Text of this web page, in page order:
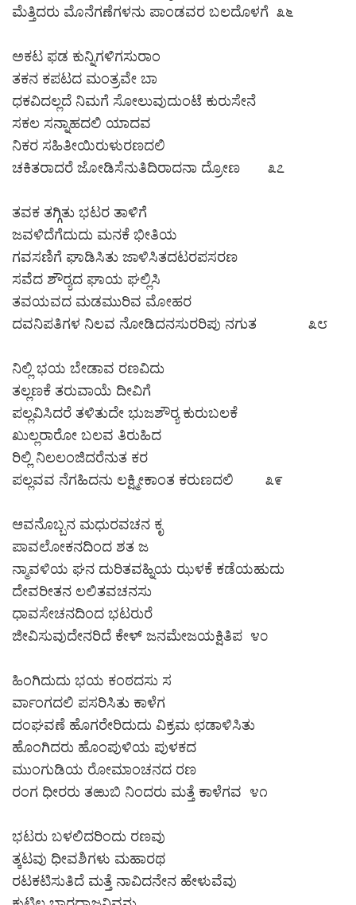
ಮೆತ್ತಿದರು ಮೊನೆಗಣೆಗಳನು ಪಾಂಡವರ ಬಲದೊಳಗೆ ೩೬
ಅಕಟ ಫಡ ಕುನ್ನಿಗಳಿಗಸುರಾಂ
ತಕನ ಕಪಟದ ಮಂತ್ರವೇ ಬಾ
ಧಕವಿದಲ್ಲದೆ ನಿಮಗೆ ಸೋಲುವುದುಂಟೆ ಕುರುಸೇನೆ
ಸಕಲ ಸನ್ನಾಹದಲಿ ಯಾದವ
ನಿಕರ ಸಹಿತೀಯಿರುಳುರಣದಲಿ
ಚಕಿತರಾದರೆ ಜೋಡಿಸೆನುತಿದಿರಾದನಾ ದ್ರೋಣ ೩೭
ತವಕ ತಗ್ಗಿತು ಭಟರ ತಾಳಿಗೆ
ಜವಳಿದೆಗೆದುದು ಮನಕೆ ಭೀತಿಯ
ಗವಸಣಿಗೆ ಘಾಡಿಸಿತು ಜಾಳಿಸಿತದಟರಪಸರಣ
ಸವೆದ ಶೌರ‍್ಯದ ಘಾಯ ಘಲ್ಲಿಸಿ
ತವಯವದ ಮಡಮುರಿವ ಮೋಹರ
ದವನಿಪತಿಗಳ ನಿಲವ ನೋಡಿದನಸುರರಿಪು ನಗುತ ೩೮
ನಿಲ್ಲಿ ಭಯ ಬೇಡಾವ ರಣವಿದು
ತಲ್ಲಣಕೆ ತರುವಾಯೆ ದೀವಿಗೆ
ಪಲ್ಲವಿಸಿದರೆ ತಳಿತುದೇ ಭುಜಶೌರ‍್ಯ ಕುರುಬಲಕೆ
ಖುಲ್ಲರಾರೋ ಬಲವ ತಿರುಹಿದ
ರಿಲ್ಲಿ ನಿಲಲಂಜಿದರೆನುತ ಕರ
ಪಲ್ಲವವ ನೆಗಹಿದನು ಲಕ್ಷ್ಮೀಕಾಂತ ಕರುಣದಲಿ ೩೯
ಆವನೊಬ್ಬನ ಮಧುರವಚನ ಕೃ
ಪಾವಲೋಕನದಿಂದ ಶತ ಜ
ನ್ಮಾವಳಿಯ ಘನ ದುರಿತವಹ್ನಿಯ ಝಳಕೆ ಕಡೆಯಹುದು
ದೇವರೀತನ ಲಲಿತವಚನಸು
ಧಾವಸೇಚನದಿಂದ ಭಟರುರೆ
ಜೀವಿಸುವುದೇನರಿದೆ ಕೇಳ್ ಜನಮೇಜಯಕ್ಷಿತಿಪ ೪೦
ಹಿಂಗಿದುದು ಭಯ ಕಂಠದಸು ಸ
ರ್ವಾಂಗದಲಿ ಪಸರಿಸಿತು ಕಾಳೆಗ
ದಂಘವಣೆ ಹೊಗರೇರಿದುದು ವಿಕ್ರಮ ಛಡಾಳಿಸಿತು
ಹೊಂಗಿದರು ಹೊಂಪುಳಿಯ ಪುಳಕದ
ಮುಂಗುಡಿಯ ರೋಮಾಂಚನದ ರಣ
ರಂಗ ಧೀರರು ತಱುಬಿ ನಿಂದರು ಮತ್ತೆ ಕಾಳೆಗವ ೪೧
ಭಟರು ಬಳಲಿದರಿಂದು ರಣವು
ತ್ಕಟವು ಧೀವಶಿಗಳು ಮಹಾರಥ
ರಟಕಟಿಸುತಿದೆ ಮತ್ತೆ ನಾವಿದನೇನ ಹೇಳುವೆವು